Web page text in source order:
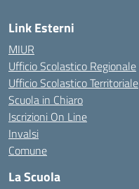
Link Esterni
MIUR
Ufficio Scolastico Regionale
Ufficio Scolastico Territoriale
Scuola in Chiaro
Iscrizioni On Line
Invalsi
Comune
La Scuola